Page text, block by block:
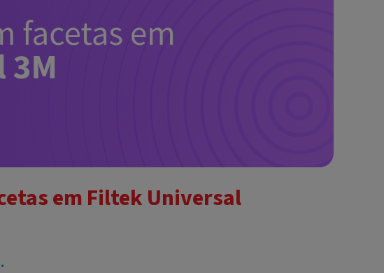
em Filtek Universal